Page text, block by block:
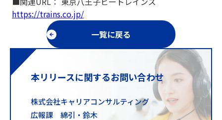
https://trains.co.jp/
一覧に戻る
本リリースに関するお問い合わせ
株式会社キャリアコンサルティング
広報課 綿引・鈴木